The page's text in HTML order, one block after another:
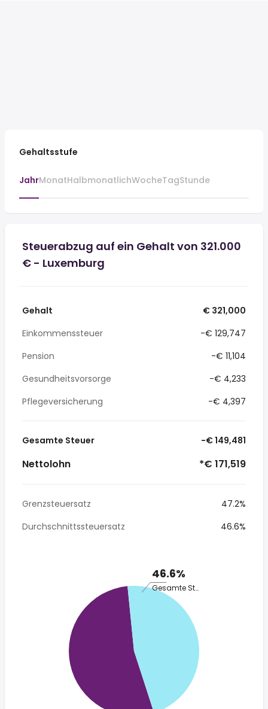
Gehaltsstufe
JahrMonatHalbmonatlichWocheTagStunde
Steuerabzug auf ein Gehalt von 321.000
€ - Luxemburg
Gehalt
€ 321,000
Einkommenssteuer
-€ 129,747
Pension
-€ 11,104
Gesundheitsvorsorge
-€ 4,233
Pflegeversicherung
-€ 4,397
Gesamte Steuer -€ 149,481
Nettolohn *€ 171,519
Grenzsteuersatz
47.2%
Durchschnittssteuersatz
46.6%
46.6%
Gesamte Steuer